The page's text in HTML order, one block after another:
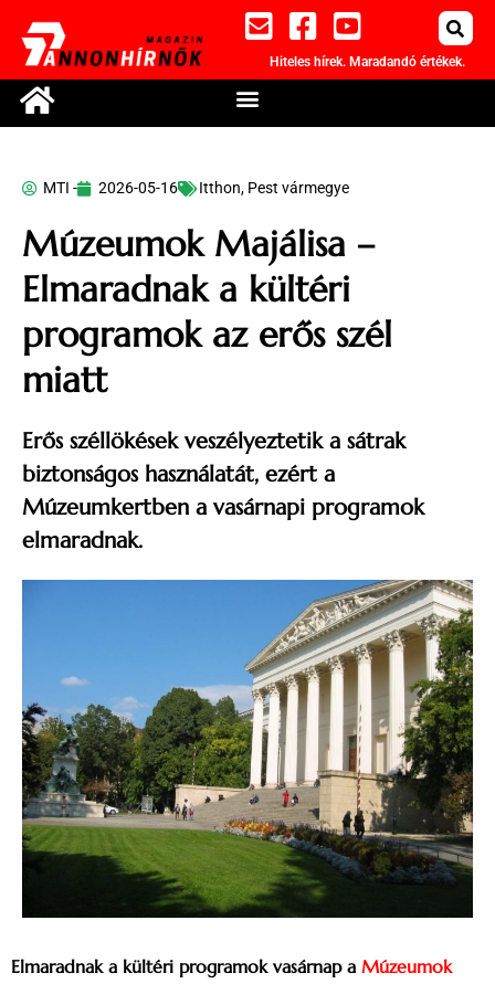
Hiteles hírek. Maradandó értékek.
MTI - 2026-05-16 Itthon, Pest vármegye
Múzeumok Majálisa –
Elmaradnak a kültéri
programok az erős szél
miatt
Erős széllökések veszélyeztetik a sátrak
biztonságos használatát, ezért a
Múzeumkertben a vasárnapi programok
elmaradnak.
Elmaradnak a kültéri programok vasárnap a Múzeumok